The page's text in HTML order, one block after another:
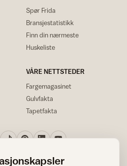
Spør Frida
Bransjestatistikk
Finn din nærmeste
Huskeliste
VÅRE NETTSTEDER
Fargemagasinet
Gulvfakta
Tapetfakta